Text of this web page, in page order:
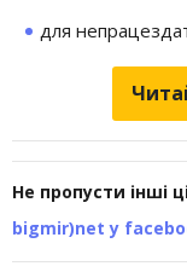
для
Не пропусти інші
bigmir)net у